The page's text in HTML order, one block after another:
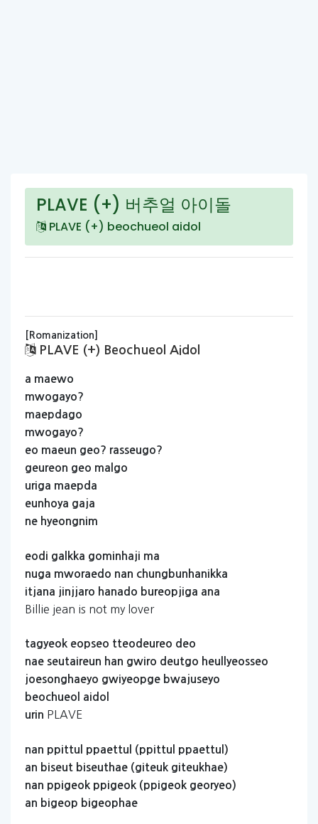
PLAVE (+) 버추얼 아이돌
PLAVE (+) beochueol aidol
[Romanization]
PLAVE (+) Beochueol Aidol
a maewo
mwogayo?
maepdago
mwogayo?
eo maeun geo? rasseugo?
geureon geo malgo
uriga maepda
eunhoya gaja
ne hyeongnim
eodi galkka gominhaji ma
nuga mworaedo nan chungbunhanikka
itjana jinjjaro hanado bureopjiga ana
Billie jean is not my lover
tagyeok eopseo tteodeureo deo
nae seutaireun han gwiro deutgo heullyeosseo
joesonghaeyo gwiyeopge bwajuseyo
beochueol
aidol
urin PLAVE
nan ppittul ppaettul (ppittul
ppaettul)
an biseut biseuthae (giteuk giteukhae)
nan ppigeok ppigeok (ppigeok georyeo)
an bigeop bigeophae